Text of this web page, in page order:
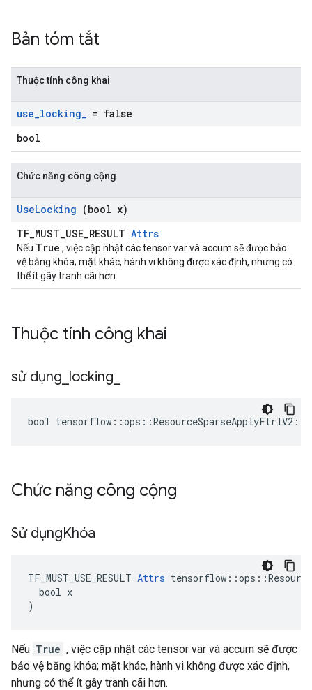
Bản tóm tắt
Thuộc tính công khai
use_locking_ = false
bool
Chức năng công cộng
UseLocking (bool x)
TF_MUST_USE_RESULT Attrs
Nếu True , việc cập nhật các tensor var và accum sẽ được bảo
vệ bằng khóa; mặt khác, hành vi không được xác định, nhưng có
thể ít gây tranh cãi hơn.
Thuộc tính công khai
sử dụng locking
bool
Chức năng công cộng
Sử dụngKhóa
TF_MUST_USE_RESULT Attrs
  bool x
)
Nếu True , việc cập nhật các tensor var và accum sẽ được
bảo vệ bằng khóa; mặt khác, hành vi không được xác định,
nhưng có thể ít gây tranh cãi hơn.